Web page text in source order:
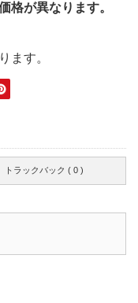
格が異なります。
ます。
トラックバック ( 0 )